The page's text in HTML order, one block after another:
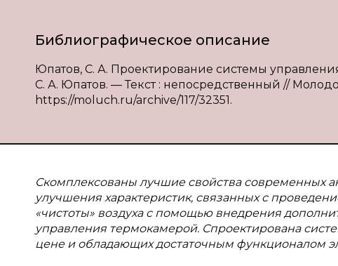
Библиографическое описание
Юпатов, С. А. Проектирование системы
С. А. Юпатов. — Текст : непосредственный //
https://moluch.ru/archive/117/32351.
Скомплексованы лучшие свойства современных
улучшения характеристик, связанных с
«чистоты» воздуха с помощью внедрения
управления термокамерой. Спроектирована
цене и обладающих достаточным функционалом